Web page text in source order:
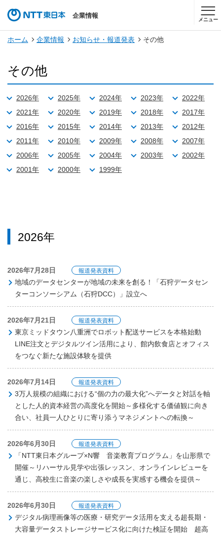
企業情報
メニュー
ホーム 企業情報 お知らせ・報道発表 その他
その他
2026年 2025年 2024年 2023年
2022年
2021年
2020年 2019年 2018年
2017年
2016年
2015年 2014年 2013年
2012年
2011年
2010年 2009年 2008年
2007年
2006年
2005年 2004年 2003年
2002年
2001年
2000年 1999年
2026年
2026年7月28日 報道発表資料
地域のデータセンターが地域の未来を創る！「石狩データセン
ターコンソーシアム（石狩DCC）」設立へ
2026年7月21日 報道発表資料
東京ミッドタウン八重洲でロボット配送サービスを本格始動
LINE注文とデジタルツイン活用により、館内飲食店とオフィス
をつなぐ新たな施設体験を提供
2026年7月14日 報道発表資料
3万人規模の組織における“個の力の最大化”へデータと対話を軸
とした人的資本経営の高度化を開始～多様化する価値観に向き
合い、社員一人ひとりに寄り添うマネジメントへの転換～
2026年6月30日 報道発表資料
「NTT東日本グループ×N響 音楽教育プログラム」を山形県で
開催～リハーサル見学や出張レッスン、オンラインレビューを
通じ、高校生に音楽の楽しさや成長を実感する機会を提供～
2026年6月30日 報道発表資料
デジタル病理画像等の医療・研究データ活用を支える超長期・
大容量データストレージサービス化に向けた検証を開始 超高